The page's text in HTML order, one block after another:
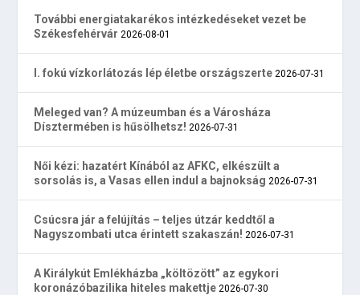
További energiatakarékos intézkedéseket vezet be
Székesfehérvár 2026-08-01
I. fokú vízkorlátozás lép életbe országszerte 2026-07-31
Meleged van? A múzeumban és a Városháza
Dísztermében is hűsölhetsz! 2026-07-31
Női kézi: hazatért Kínából az AFKC, elkészült a
sorsolás is, a Vasas ellen indul a bajnokság 2026-07-31
Csúcsra jár a felújítás – teljes útzár keddtől a
Nagyszombati utca érintett szakaszán! 2026-07-31
A Királykút Emlékházba „költözött” az egykori
koronázóbazilika hiteles makettje 2026-07-30